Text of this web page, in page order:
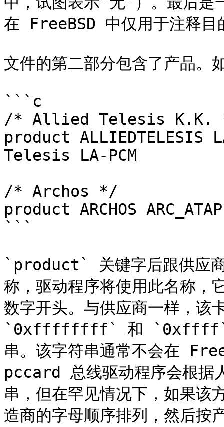
在 FreeBSD 中仅用于注释目
文件的第二部分包含了产品。
```c
/* Allied Telesis K.K.
product ALLIEDTELESIS LA_PCM
Telesis LA-PCM
/* Archos */
product	ARCHOS ARC_ATAPI	0x0043 MiniCD
```
`product` 关键字后跟供应商
称，驱动程序将使用此名称，
数字开头。与供应商一样，
`0xffffffff` 和 `0xffff` 规
串。该字符串通常不会在
pccard 总线驱动程序会根据
串，但在罕见情况下，如果该
造商的字母顺序排列，然后